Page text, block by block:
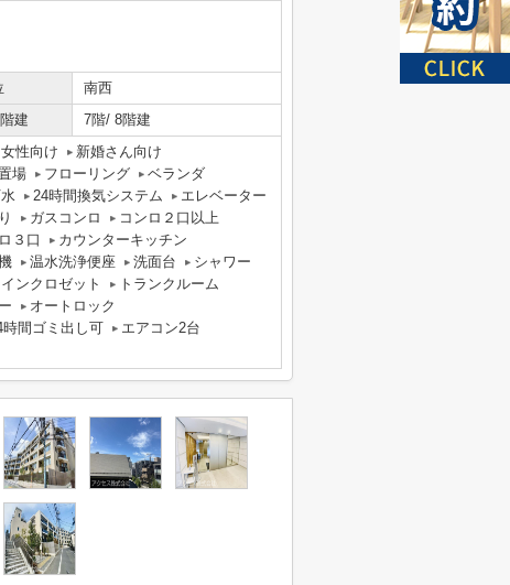
南西
建 7階/ 8階建
女性向け
新婚さん向け
場 フローリング
ベランダ
24時間換気システム
エレベーター
ガスコンロ
コンロ２口以上
３口
カウンターキッチン
温水洗浄便座 洗面台
シャワー
ンクロゼット
トランクルーム
オートロック
時間ゴミ出し可
エアコン2台